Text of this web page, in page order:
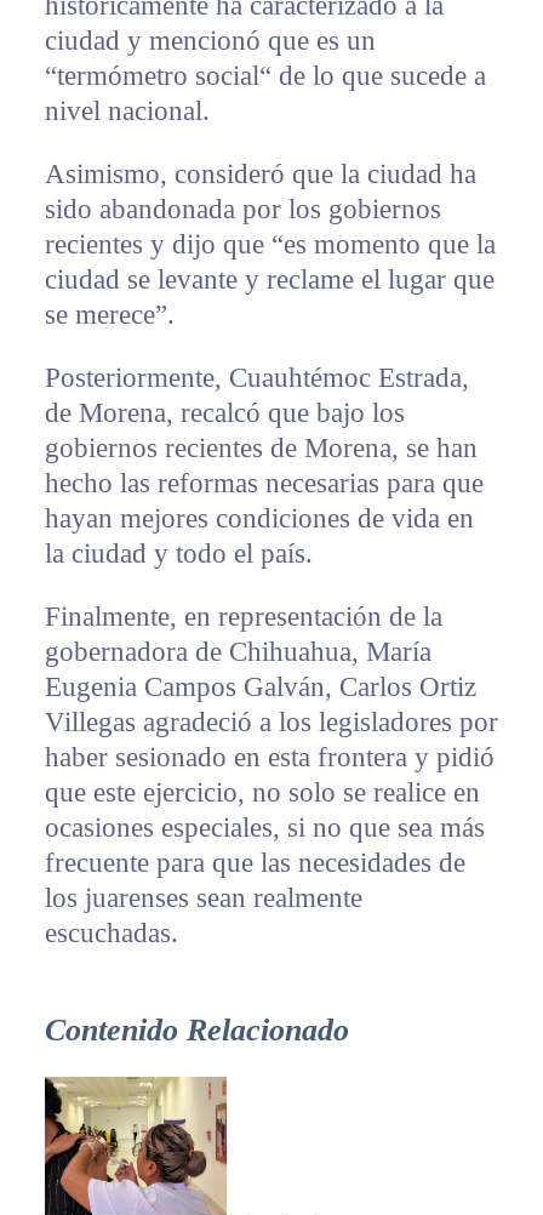
ciudad y mencionó que es un
“termómetro social“ de lo que sucede a
nivel nacional.
Asimismo, consideró que la ciudad ha
sido abandonada por los gobiernos
recientes y dijo que “es momento que la
ciudad se levante y reclame el lugar que
se merece”.
Posteriormente, Cuauhtémoc Estrada,
de Morena, recalcó que bajo los
gobiernos recientes de Morena, se han
hecho las reformas necesarias para que
hayan mejores condiciones de vida en
la ciudad y todo el país.
Finalmente, en representación de la
gobernadora de Chihuahua, María
Eugenia Campos Galván, Carlos Ortiz
Villegas agradeció a los legisladores por
haber sesionado en esta frontera y pidió
que este ejercicio, no solo se realice en
ocasiones especiales, si no que sea más
frecuente para que las necesidades de
los juarenses sean realmente
escuchadas.
Contenido Relacionado